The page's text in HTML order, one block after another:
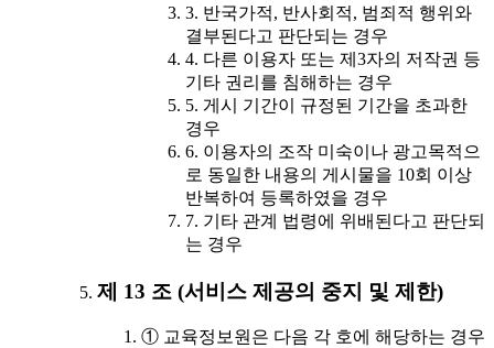
3. 반국가적, 반사회적, 범죄적 행위와
결부된다고 판단되는 경우
4. 다른 이용자 또는 제3자의 저작권 등
기타 권리를 침해하는 경우
5. 게시 기간이 규정된 기간을 초과한
경우
6. 이용자의 조작 미숙이나 광고목적으
로 동일한 내용의 게시물을 10회 이상
반복하여 등록하였을 경우
7. 기타 관계 법령에 위배된다고 판단되
는 경우
제 13 조 (서비스 제공의 중지 및 제한)
① 교육정보원은 다음 각 호에 해당하는 경우